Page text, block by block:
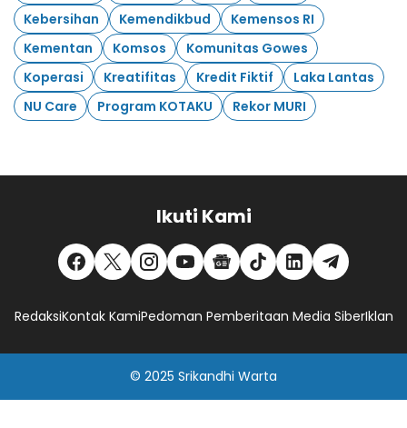
Kebersihan
Kemendikbud
Kemensos RI
Kementan
Komsos
Komunitas Gowes
Koperasi
Kreatifitas Kredit Fiktif
Laka Lantas
NU Care
Program KOTAKU Rekor MURI
Ikuti Kami
RedaksiKontak KamiPedoman Pemberitaan Media SiberIklan
© 2025 Srikandhi Warta